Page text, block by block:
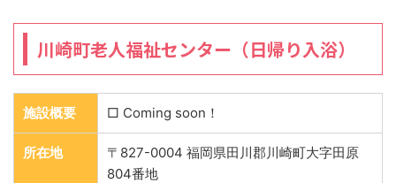
川崎町老人福祉センター（日帰り入浴）
施設概要 □ Coming soon！
所在地
〒827-0004 福岡県田川郡川崎町大字田原
804番地